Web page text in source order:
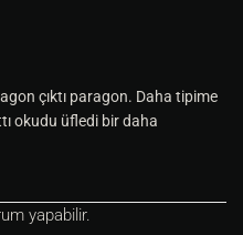
çıktı paragon. Daha tipime
okudu üfledi bir daha
yapabilir.